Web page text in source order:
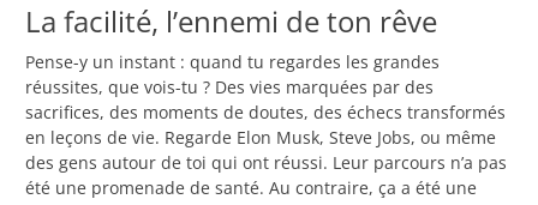
La facilité, l’ennemi de ton rêve
Pense-y un instant : quand tu regardes les grandes
réussites, que vois-tu ? Des vies marquées par des
sacrifices, des moments de doutes, des échecs transformés
en leçons de vie. Regarde Elon Musk, Steve Jobs, ou même
des gens autour de toi qui ont réussi. Leur parcours n’a pas
été une promenade de santé. Au contraire, ça a été une